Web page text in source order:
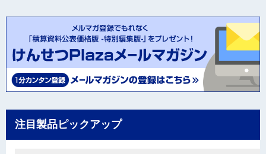
注目製品ピックアップ